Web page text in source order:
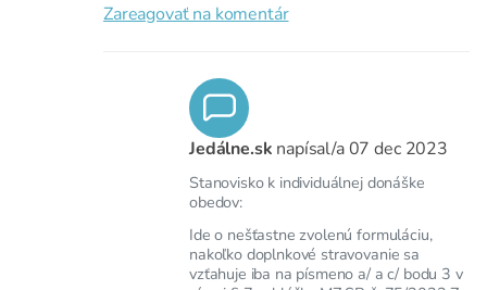
Zareagovať na komentár
Jedálne.sk napísal/a07 dec 2023
Stanovisko k individuálnej donáške
obedov:
Ide o nešťastne zvolenú formuláciu,
nakoľko doplnkové stravovanie sa
vzťahuje iba na písmeno a/ a c/ bodu 3 v